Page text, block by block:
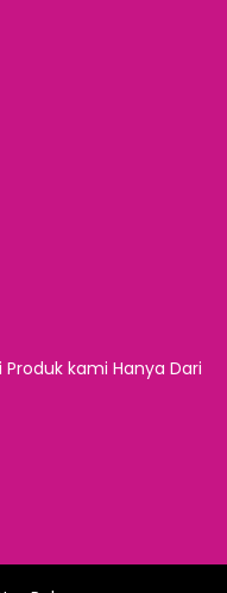
kami Hanya Dari